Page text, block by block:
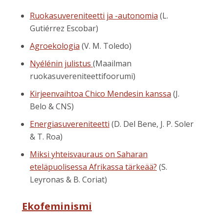
Ruokasuvereniteetti ja -autonomia (L.
Gutiérrez Escobar)
Agroekologia (V. M. Toledo)
Nyélénin julistus (Maailman
ruokasuvereniteettifoorumi)
Kirjeenvaihtoa Chico Mendesin kanssa (J.
Belo & CNS)
Energiasuvereniteetti (D. Del Bene, J. P. Soler
& T. Roa)
Miksi yhteisvauraus on Saharan
eteläpuolisessa Afrikassa tärkeää? (S.
Leyronas & B. Coriat)
Ekofeminismi